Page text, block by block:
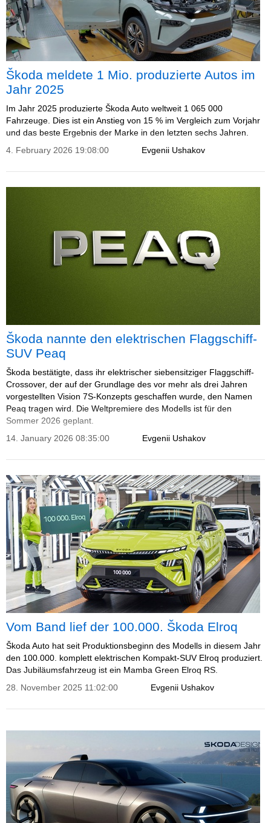
Škoda meldete 1 Mio. produzierte Autos im
Jahr 2025
Im Jahr 2025 produzierte Škoda Auto weltweit 1 065 000
Fahrzeuge. Dies ist ein Anstieg von 15 % im Vergleich zum Vorjahr
und das beste Ergebnis der Marke in den letzten sechs Jahren.
Evgenii Ushakov
4. February 2026 19:08:00
Škoda nannte den elektrischen Flaggschiff-
SUV Peaq
Škoda bestätigte, dass ihr elektrischer siebensitziger Flaggschiff-
Crossover, der auf der Grundlage des vor mehr als drei Jahren
vorgestellten Vision 7S-Konzepts geschaffen wurde, den Namen
Peaq tragen wird. Die Weltpremiere des Modells ist für den
Sommer 2026 geplant.
Evgenii Ushakov
14. January 2026 08:35:00
Vom Band lief der 100.000. Škoda Elroq
Škoda Auto hat seit Produktionsbeginn des Modells in diesem Jahr
den 100.000. komplett elektrischen Kompakt-SUV Elroq produziert.
Das Jubiläumsfahrzeug ist ein Mamba Green Elroq RS.
Evgenii Ushakov
28. November 2025 11:02:00